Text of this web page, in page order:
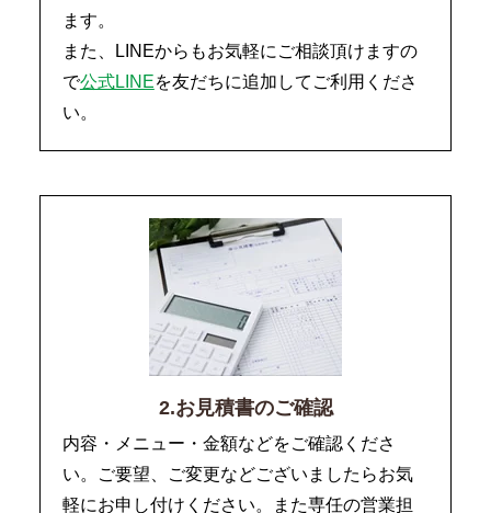
ます。
また、LINEからもお気軽にご相談頂けますの
で公式LINEを友だちに追加してご利用くださ
い。
2.お見積書のご確認
内容・メニュー・金額などをご確認くださ
い。ご要望、ご変更などございましたらお気
軽にお申し付けください。また専任の営業担